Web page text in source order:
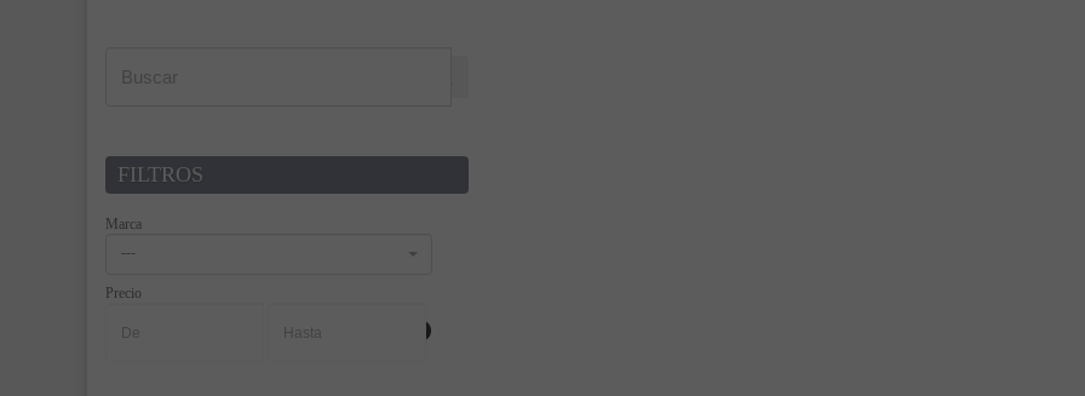
FILTROS
Marca
---
Precio